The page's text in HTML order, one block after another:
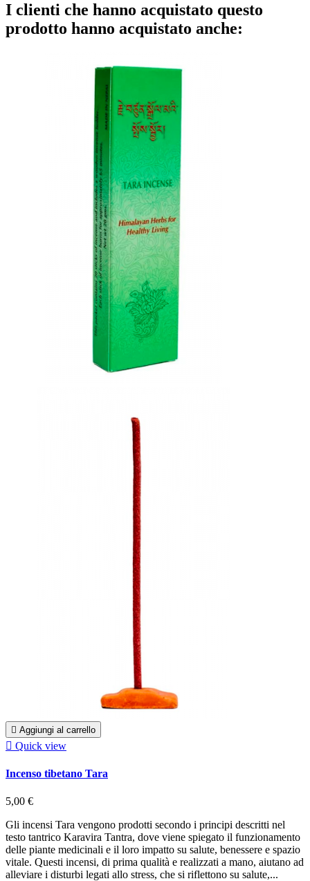
I clienti che hanno acquistato questo
prodotto hanno acquistato anche:
 Aggiungi al carrello
 Quick view
Incenso tibetano Tara
5,00 €
Gli incensi Tara vengono prodotti secondo i principi descritti nel
testo tantrico Karavira Tantra, dove viene spiegato il funzionamento
delle piante medicinali e il loro impatto su salute, benessere e spazio
vitale. Questi incensi, di prima qualità e realizzati a mano, aiutano ad
alleviare i disturbi legati allo stress, che si riflettono su salute,...